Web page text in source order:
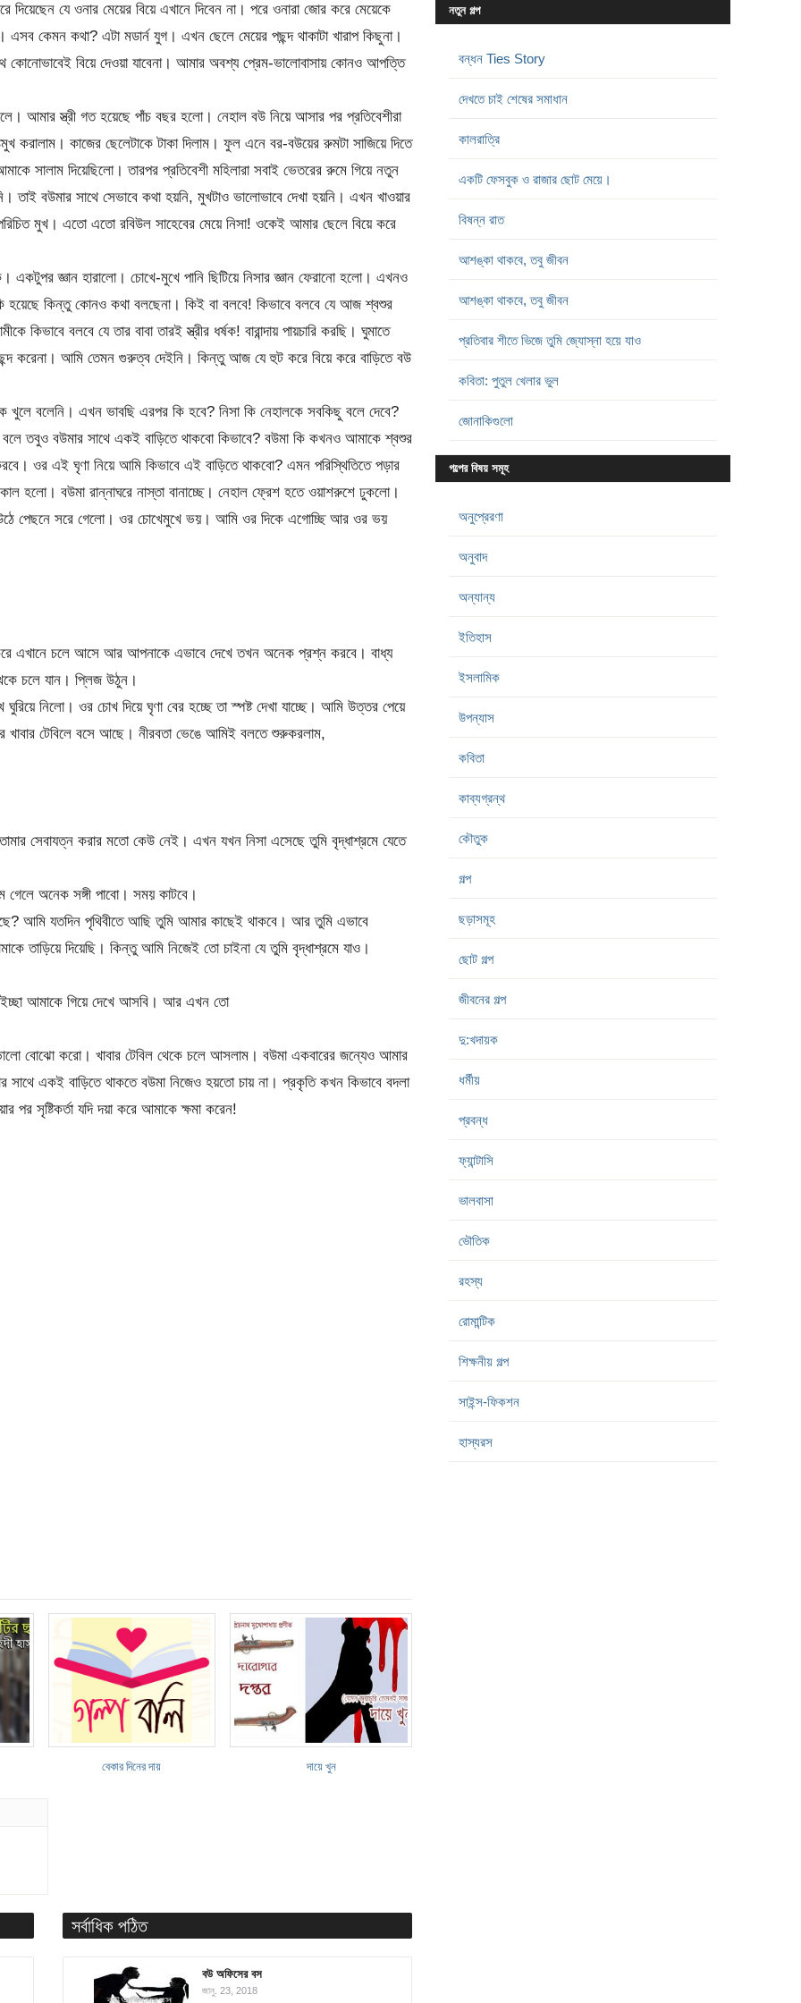
দিয়েছেন যে ওনার মেয়ের বিয়ে এখানে দিবেন না। পরে ওনারা জোর করে মেয়েকে
এসব কেমন কথা? এটা মডার্ন যুগ। এখন ছেলে মেয়ের পছন্দ থাকাটা খারাপ কিছুনা।
কোনোভাবেই বিয়ে দেওয়া যাবেনা। আমার অবশ্য প্রেম-ভালোবাসায় কোনও আপত্তি
আমার স্ত্রী গত হয়েছে পাঁচ বছর হলো। নেহাল বউ নিয়ে আসার পর প্রতিবেশীরা
করালাম। কাজের ছেলেটাকে টাকা দিলাম। ফুল এনে বর-বউয়ের রুমটা সাজিয়ে দিতে
সালাম দিয়েছিলো। তারপর প্রতিবেশী মহিলারা সবাই ভেতরের রুমে গিয়ে নতুন
বউমার সাথে সেভাবে কথা হয়নি, মুখটাও ভালোভাবে দেখা হয়নি। এখন খাওয়ার
মুখ। এতো এতো রবিউল সাহেবের মেয়ে নিসা! ওকেই আমার ছেলে বিয়ে করে
জ্ঞান হারালো। চোখে-মুখে পানি ছিটিয়ে নিসার জ্ঞান ফেরানো হলো। এখনও
হয়েছে কিন্তু কোনও কথা বলছেনা। কিই বা বলবে! কিভাবে বলবে যে আজ শ্বশুর
বলবে যে তার বাবা তারই স্ত্রীর ধর্ষক! বারান্দায় পায়চারি করছি। ঘুমাতে
করেনা। আমি তেমন গুরুত্ব দেইনি। কিন্তু আজ যে হুট করে বিয়ে করে বাড়িতে বউ
বলেনি। এখন ভাবছি এরপর কি হবে? নিসা কি নেহালকে সবকিছু বলে দেবে?
বলে তবুও বউমার সাথে একই বাড়িতে থাকবো কিভাবে? বউমা কি কখনও আমাকে শ্বশুর
ওর এই ঘৃণা নিয়ে আমি কিভাবে এই বাড়িতে থাকবো? এমন পরিস্থিতিতে পড়ার
হলো। বউমা রান্নাঘরে নাস্তা বানাচ্ছে। নেহাল ফ্রেশ হতে ওয়াশরুশে ঢুকলো।
পেছনে সরে গেলো। ওর চোখেমুখে ভয়। আমি ওর দিকে এগোচ্ছি আর ওর ভয়
এখানে চলে আসে আর আপনাকে এভাবে দেখে তখন অনেক প্রশ্ন করবে। বাধ্য
চলে যান। প্লিজ উঠুন।
নিলো। ওর চোখ দিয়ে ঘৃণা বের হচ্ছে তা স্পষ্ট দেখা যাচ্ছে। আমি উত্তর পেয়ে
খাবার টেবিলে বসে আছে। নীরবতা ভেঙে আমিই বলতে শুরুকরলাম,
সেবাযত্ন করার মতো কেউ নেই। এখন যখন নিসা এসেছে তুমি বৃদ্ধাশ্রমে যেতে
গেলে অনেক সঙ্গী পাবো। সময় কাটবে।
আমি যতদিন পৃথিবীতে আছি তুমি আমার কাছেই থাকবে। আর তুমি এভাবে
তাড়িয়ে দিয়েছি। কিন্তু আমি নিজেই তো চাইনা যে তুমি বৃদ্ধাশ্রমে যাও।
আমাকে গিয়ে দেখে আসবি। আর এখন তো
বোঝো করো। খাবার টেবিল থেকে চলে আসলাম। বউমা একবারের জন্যেও আমার
সাথে একই বাড়িতে থাকতে বউমা নিজেও হয়তো চায় না। প্রকৃতি কখন কিভাবে বদলা
সৃষ্টিকর্তা যদি দয়া করে আমাকে ক্ষমা করেন!
বেকার দিনের দায় দায়ে খুন
সর্বাধিক পঠিত
বউ অফিসের বস
জানু. 23, 2018
নতুন গল্প
বন্ধন Ties Story
দেখতে চাই শেষের সমাধান
কালরাত্রি
একটি ফেসবুক ও রাজার ছোট মেয়ে।
বিষন্ন রাত
আশঙ্কা থাকবে, তবু জীবন
আশঙ্কা থাকবে, তবু জীবন
প্রতিবার শীতে ভিজে তুমি জ্যোস্না হয়ে যাও
কবিতা: পুতুল খেলার ভুল
জোনাকিগুলো
গল্পের বিষয় সমূহ
অনুপ্রেরণা
অনুবাদ
অন্যান্য
ইতিহাস
ইসলামিক
উপন্যাস
কবিতা
কাব্যগ্রন্থ
কৌতুক
গল্প
ছড়াসমূহ
ছোট গল্প
জীবনের গল্প
দু:খদায়ক
ধর্মীয়
প্রবন্ধ
ফ্যান্টাসি
ভালবাসা
ভৌতিক
রহস্য
রোমান্টিক
শিক্ষনীয় গল্প
সাইন্স-ফিকশন
হাস্যরস